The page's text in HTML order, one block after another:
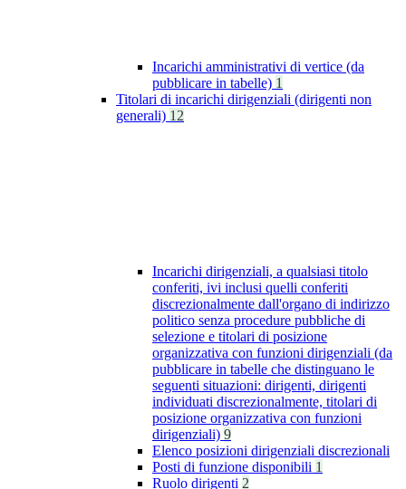
Incarichi amministrativi di vertice (da
pubblicare in tabelle) 1
Titolari di incarichi dirigenziali (dirigenti non
generali) 12
Incarichi dirigenziali, a qualsiasi titolo
conferiti, ivi inclusi quelli conferiti
discrezionalmente dall'organo di indirizzo
politico senza procedure pubbliche di
selezione e titolari di posizione
organizzativa con funzioni dirigenziali (da
pubblicare in tabelle che distinguano le
seguenti situazioni: dirigenti, dirigenti
individuati discrezionalmente, titolari di
posizione organizzativa con funzioni
dirigenziali) 9
Elenco posizioni dirigenziali discrezionali
Posti di funzione disponibili 1
Ruolo dirigenti 2